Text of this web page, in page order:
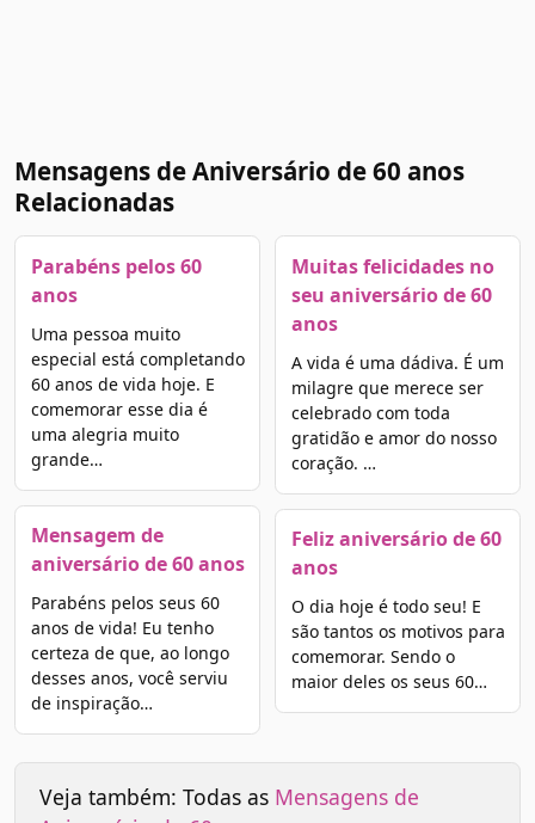
Mensagens de Aniversário de 60 anos
Relacionadas
Parabéns pelos 60
anos
Uma pessoa muito
especial está completando
60 anos de vida hoje. E
comemorar esse dia é
uma alegria muito
grande…
Mensagem de
aniversário de 60 anos
Parabéns pelos seus 60
anos de vida! Eu tenho
certeza de que, ao longo
desses anos, você serviu
de inspiração…
Muitas felicidades no
seu aniversário de 60
anos
A vida é uma dádiva. É um
milagre que merece ser
celebrado com toda
gratidão e amor do nosso
coração. …
Feliz aniversário de 60
anos
O dia hoje é todo seu! E
são tantos os motivos para
comemorar. Sendo o
maior deles os seus 60…
Veja também: Todas as Mensagens de